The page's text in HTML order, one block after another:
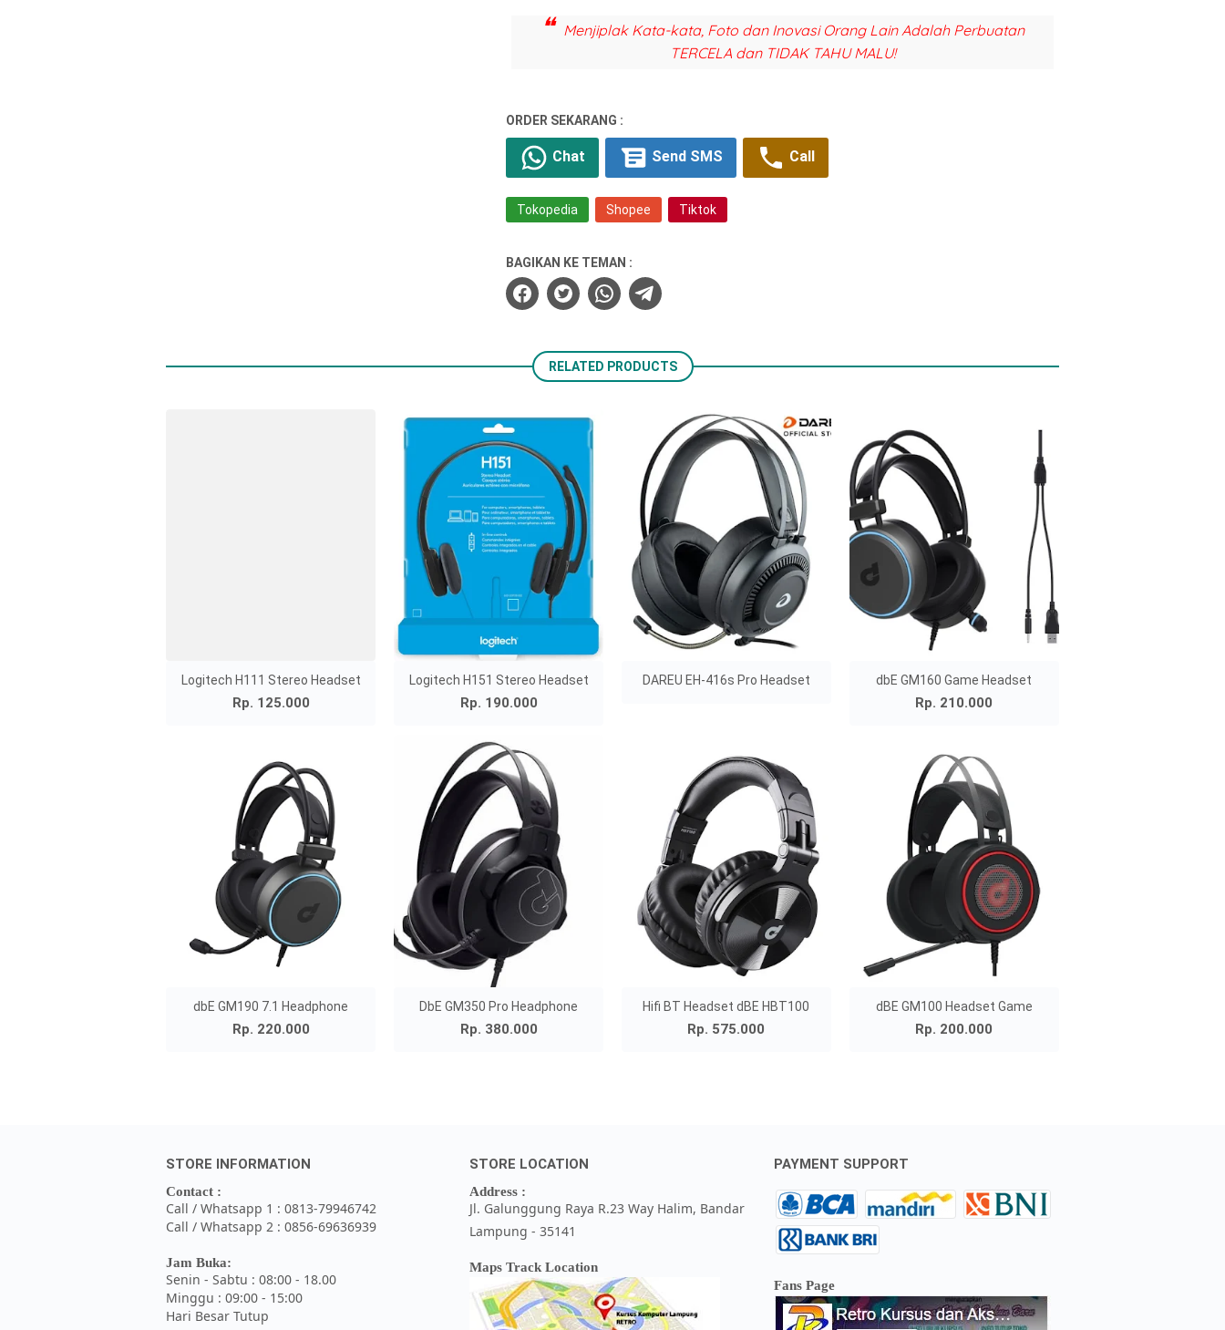
Menjiplak Kata-kata, Foto dan Inovasi Orang Lain Adalah Perbuatan
TERCELA dan TIDAK TAHU MALU!
ORDER SEKARANG :
Chat Send SMS Call
Tokopedia Shopee Tiktok
BAGIKAN KE TEMAN :
RELATED PRODUCTS
Logitech H111 Stereo Headset
Rp. 125.000
Logitech H151 Stereo Headset
Rp. 190.000
DAREU EH-416s Pro Headset dbE GM160 Game Headset
Rp. 210.000
dbE GM190 7.1 Headphone
Rp. 220.000
DbE GM350 Pro Headphone
Rp. 380.000
Hifi BT Headset dBE HBT100
Rp. 575.000
dBE GM100 Headset Game
Rp. 200.000
STORE INFORMATION
Contact :
Call / Whatsapp 1 : 0813-79946742
Call / Whatsapp 2 : 0856-69636939
Jam Buka:
Senin - Sabtu : 08:00 - 18.00
Minggu : 09:00 - 15:00
Hari Besar Tutup
STORE LOCATION
Address :
Jl. Galunggung Raya R.23 Way Halim, Bandar
Lampung - 35141
Maps Track Location
PAYMENT SUPPORT
Fans Page